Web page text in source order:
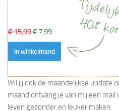
€ 15,99€ 7,99
In winkelmand
Wil jij ook de maandelijkse update
maand ontvang je van mij een
leven gezonder en leuker maken.